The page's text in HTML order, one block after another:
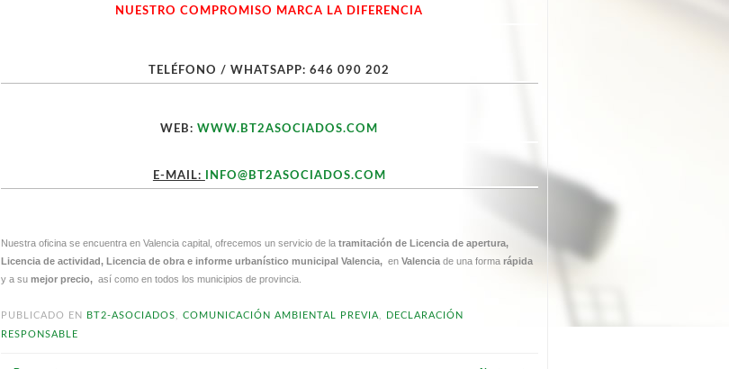
NUESTRO COMPROMISO MARCA LA DIFERENCIA
TELÉFONO / WHATSAPP: 646 090 202
WEB:WWW.BT2ASOCIADOS.COM
E-MAIL: INFO@BT2ASOCIADOS.COM
Nuestra oficina se encuentra en Valencia capital, ofrecemos un servicio de latramitación de Licencia de apertura,
Licencia de actividad, Licencia de obra e informe urbanístico municipal Valencia, enValenciade una formarápida
y a sumejor precio,así como en todos los municipios de provincia.
PUBLICADO EN BT2-ASOCIADOS,COMUNICACIÓN AMBIENTAL PREVIA,
DECLARACIÓN
RESPONSABLE